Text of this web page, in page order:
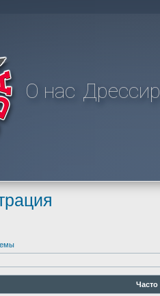
О нас